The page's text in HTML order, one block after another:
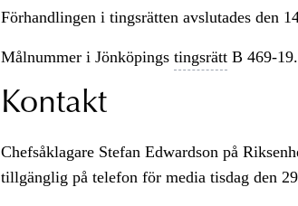
Förhandlingen i tingsrätten avslutades den
Målnummer i Jönköpings tingsrättB 469-19.
Kontakt
Chefsåklagare Stefan Edwardson på
tillgänglig på telefon för media tisdag den